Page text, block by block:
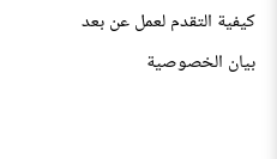
كيفية التقدم لعمل عن بعد
بيان الخصوصية